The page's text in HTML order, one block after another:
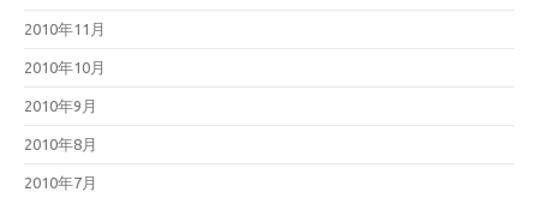
2010年11月
2010年10月
2010年9月
2010年8月
2010年7月